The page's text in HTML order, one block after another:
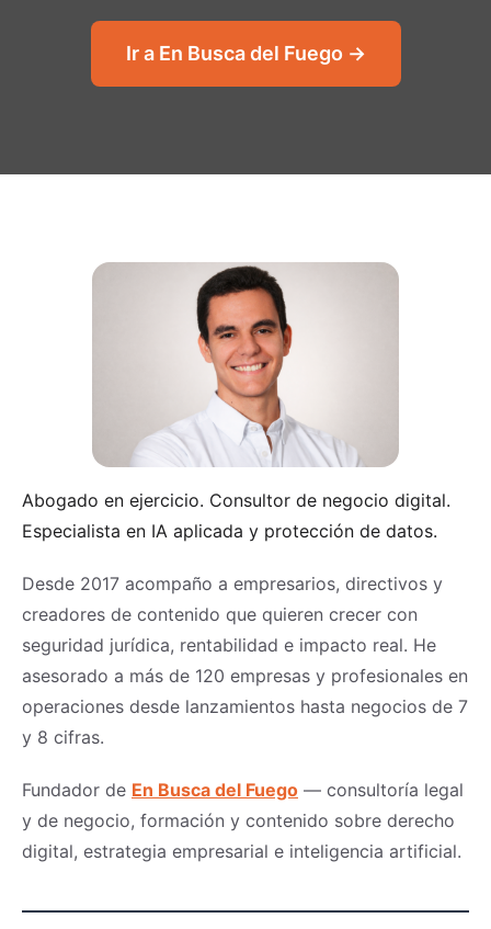
Ir a En Busca del Fuego →
Abogado en ejercicio. Consultor de negocio digital.
Especialista en IA aplicada y protección de datos.
Desde 2017 acompaño a empresarios, directivos y
creadores de contenido que quieren crecer con
seguridad jurídica, rentabilidad e impacto real. He
asesorado a más de 120 empresas y profesionales en
operaciones desde lanzamientos hasta negocios de 7
y 8 cifras.
Fundador de En Busca del Fuego — consultoría legal
y de negocio, formación y contenido sobre derecho
digital, estrategia empresarial e inteligencia artificial.